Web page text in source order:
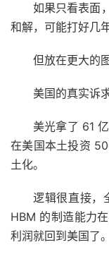
如果只看表面
和解，可能打好几年
但放在更大的
美国的真实诉
美光拿了 61
在美国本土投资
土化。
逻辑很直接，
HBM 的制造能力
利润就回到美国了。